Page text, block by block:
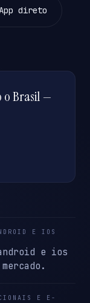
direto
o Brasil —
E IOS
e ios
E E-